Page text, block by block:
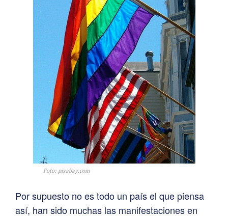
Foto: pixabay.com
Por supuesto no es todo un país el que piensa
así, han sido muchas las manifestaciones en